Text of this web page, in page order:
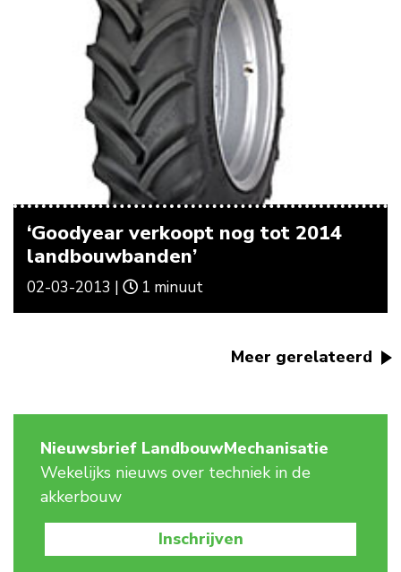
‘Goodyear verkoopt nog tot 2014
landbouwbanden’
02-03-2013 | 1 minuut
Meer gerelateerd
Nieuwsbrief LandbouwMechanisatie
Wekelijks nieuws over techniek in de
akkerbouw
Inschrijven